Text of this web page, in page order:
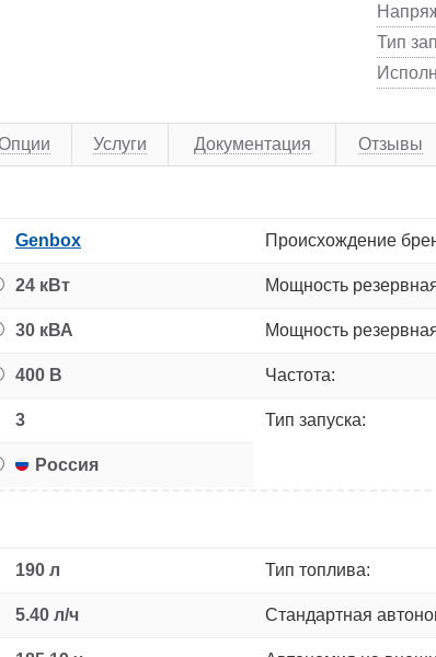
Тип
Услуги Документация Отзывы
Genbox Происхождение
24 кВт Мощность
30 кВА Мощность
400 В Частота:
3 Тип запуска:
Россия
190 л Тип топлива:
5.40 л/ч Стандартная